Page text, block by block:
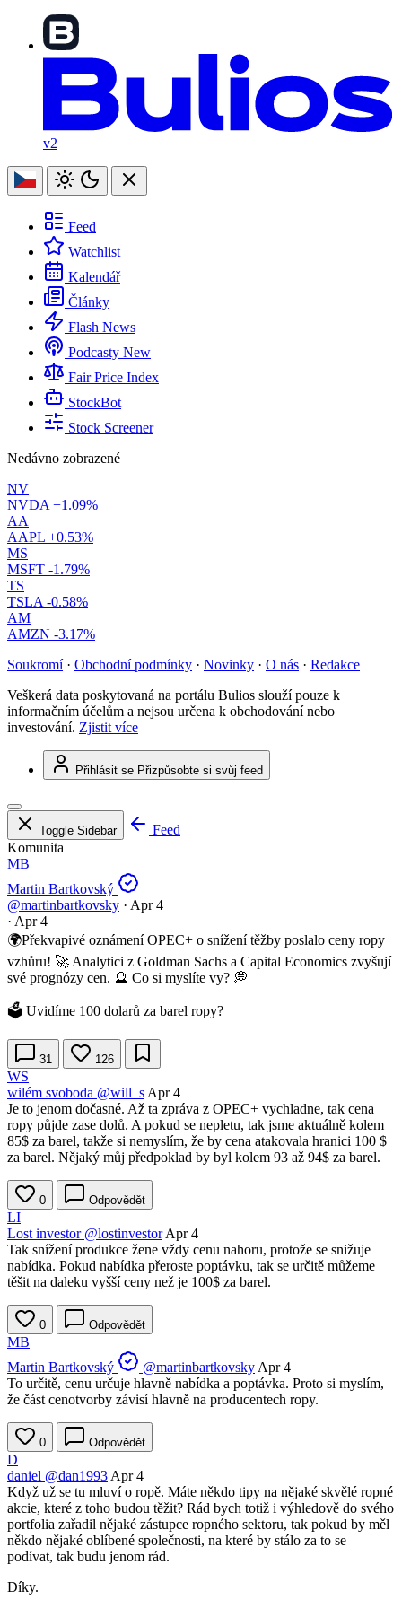
v2
Feed
Watchlist
Kalendář
Články
Flash News
Podcasty New
Fair Price Index
StockBot
Stock Screener
Nedávno zobrazené
NV
NVDA +1.09%
AA
AAPL +0.53%
MS
MSFT -1.79%
TS
TSLA -0.58%
AM
AMZN -3.17%
Soukromí · Obchodní podmínky · Novinky · O nás · Redakce
Veškerá data poskytovaná na portálu Bulios slouží pouze k
informačním účelům a nejsou určena k obchodování nebo
investování. Zjistit více
Přihlásit se Přizpůsobte si svůj feed
Toggle Sidebar
Feed
Komunita
MB
Martin Bartkovský
@martinbartkovsky · Apr 4
· Apr 4
🌍Překvapivé oznámení OPEC+ o snížení těžby poslalo ceny ropy
vzhůru! 🚀 Analytici z Goldman Sachs a Capital Economics zvyšují
své prognózy cen. 🔮 Co si myslíte vy? 💭
🗳️ Uvidíme 100 dolarů za barel ropy?
31 126
WS
wilém svoboda @will_s Apr 4
Je to jenom dočasné. Až ta zpráva z OPEC+ vychladne, tak cena
ropy půjde zase dolů. A pokud se nepletu, tak jsme aktuálně kolem
85$ za barel, takže si nemyslím, že by cena atakovala hranici 100 $
za barel. Nějaký můj předpoklad by byl kolem 93 až 94$ za barel.
0 Odpovědět
LI
Lost investor @lostinvestor Apr 4
Tak snížení produkce žene vždy cenu nahoru, protože se snižuje
nabídka. Pokud nabídka přeroste poptávku, tak se určitě můžeme
těšit na daleku vyšší ceny než je 100$ za barel.
0 Odpovědět
MB
Martin Bartkovský
@martinbartkovsky Apr 4
To určitě, cenu určuje hlavně nabídka a poptávka. Proto si myslím,
že část cenotvorby závisí hlavně na producentech ropy.
0 Odpovědět
D
daniel @dan1993 Apr 4
Když už se tu mluví o ropě. Máte někdo tipy na nějaké skvělé ropné
akcie, které z toho budou těžit? Rád bych totiž i výhledově do svého
portfolia zařadil nějaké zástupce ropného sektoru, tak pokud by měl
někdo nějaké oblíbené společnosti, na které by stálo za to se
podívat, tak budu jenom rád.
Díky.